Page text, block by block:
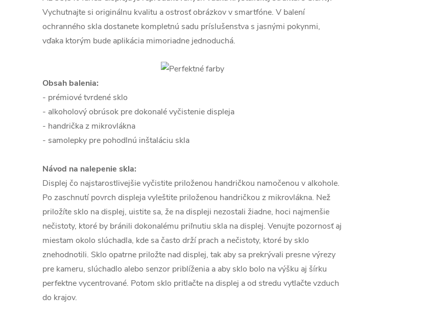
Vychutnajte si originálnu kvalitu a ostrosť obrázkov v smartfóne. V balení
ochranného skla dostanete kompletnú sadu príslušenstva s jasnými pokynmi,
vďaka ktorým bude aplikácia mimoriadne jednoduchá.
Obsah balenia:
- prémiové tvrdené sklo
- alkoholový obrúsok pre dokonalé vyčistenie displeja
- handrička z mikrovlákna
- samolepky pre pohodlnú inštaláciu skla
Návod na nalepenie skla:
Displej čo najstarostlivejšie vyčistite priloženou handričkou namočenou v alkohole.
Po zaschnutí povrch displeja vyleštite priloženou handričkou z mikrovlákna. Než
priložíte sklo na displej, uistite sa, že na displeji nezostali žiadne, hoci najmenšie
nečistoty, ktoré by bránili dokonalému priľnutiu skla na displej. Venujte pozornosť aj
miestam okolo slúchadla, kde sa často drží prach a nečistoty, ktoré by sklo
znehodnotili. Sklo opatrne priložte nad displej, tak aby sa prekrývali presne výrezy
pre kameru, slúchadlo alebo senzor priblíženia a aby sklo bolo na výšku aj šírku
perfektne vycentrované. Potom sklo pritlačte na displej a od stredu vytlačte vzduch
do krajov.